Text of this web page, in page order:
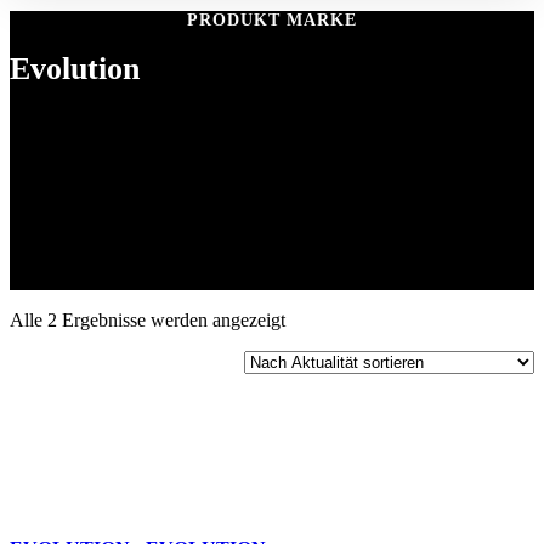
PRODUKT MARKE
Evolution
Alle 2 Ergebnisse werden angezeigtNach
sortiert